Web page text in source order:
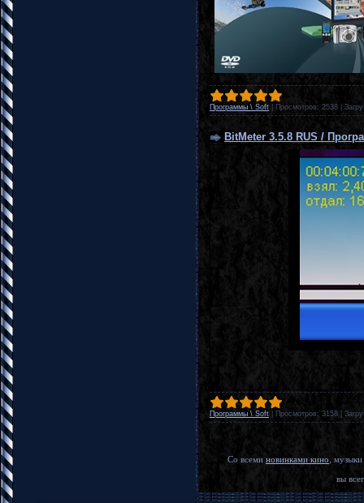
Программы \ Soft Просмотров: 2538
BitMeter 3.5.8 RUS /
Программы \ Soft Просмотров: 3158
Со всеми новинками кино ,
вы